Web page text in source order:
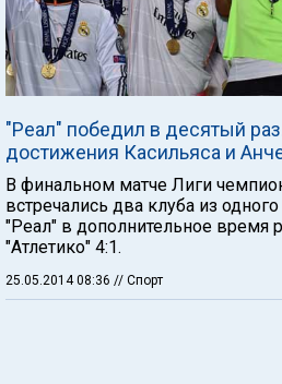
"Реал" победил в десятый
достижения Касильяса и
В финальном матче Лиги
встречались два клуба из
"Реал" в дополнительное время
"Атлетико" 4:1.
25.05.2014 08:36 // Спорт